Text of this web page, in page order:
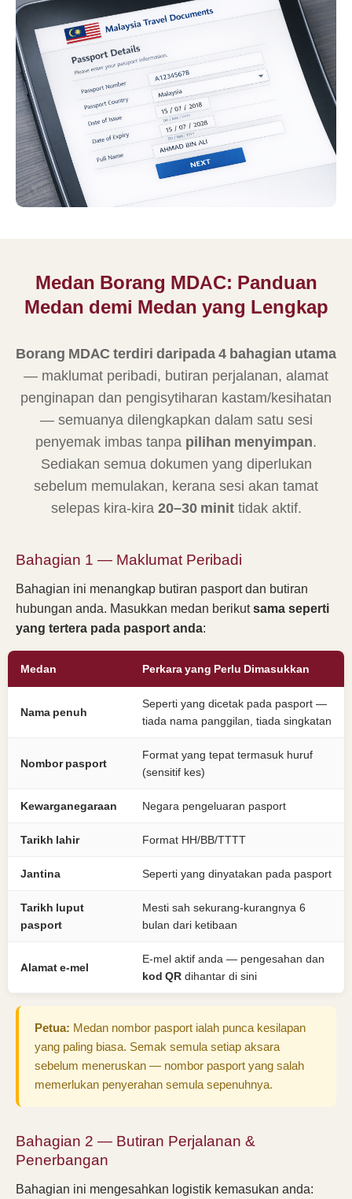
Medan Borang MDAC: Panduan
Medan demi Medan yang Lengkap
Borang MDAC terdiri daripada 4 bahagian utama
— maklumat peribadi, butiran perjalanan, alamat
penginapan dan pengisytiharan kastam/kesihatan
— semuanya dilengkapkan dalam satu sesi
penyemak imbas tanpa pilihan menyimpan.
Sediakan semua dokumen yang diperlukan
sebelum memulakan, kerana sesi akan tamat
selepas kira-kira 20–30 minittidak aktif.
Bahagian 1 — Maklumat Peribadi
Bahagian ini menangkap butiran pasport dan butiran
hubungan anda. Masukkan medan berikutsama seperti
yang tertera pada pasport anda:
Medan Perkara yang Perlu Dimasukkan
Nama penuh
Seperti yang dicetak pada pasport —
tiada nama panggilan, tiada singkatan
Nombor pasport
Format yang tepat termasuk huruf
(sensitif kes)
Kewarganegaraan Negara pengeluaran pasport
Tarikh lahir Format HH/BB/TTTT
Jantina Seperti yang dinyatakan pada pasport
Tarikh luput
pasport
Mesti sah sekurang-kurangnya 6
bulan dari ketibaan
Alamat e-mel
E-mel aktif anda — pengesahan dan
kod QR dihantar di sini
Petua: Medan nombor pasport ialah punca kesilapan
yang paling biasa. Semak semula setiap aksara
sebelum meneruskan — nombor pasport yang salah
memerlukan penyerahan semula sepenuhnya.
Bahagian 2 — Butiran Perjalanan &
Penerbangan
Bahagian ini mengesahkan logistik kemasukan anda: